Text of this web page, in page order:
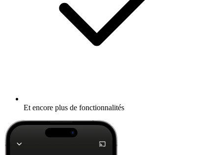
Et encore plus de fonctionnalités